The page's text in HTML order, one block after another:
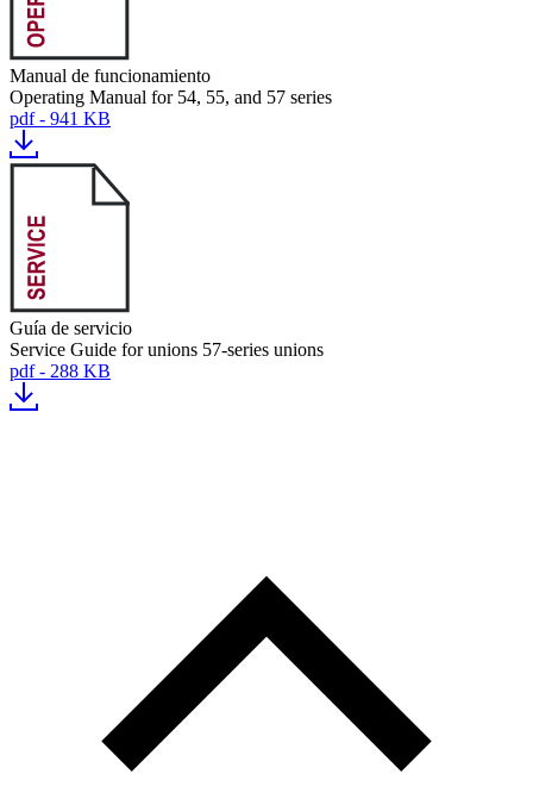
Manual de funcionamiento
Operating Manual for 54, 55, and 57 series
pdf - 941 KB
Guía de servicio
Service Guide for unions 57-series unions
pdf - 288 KB